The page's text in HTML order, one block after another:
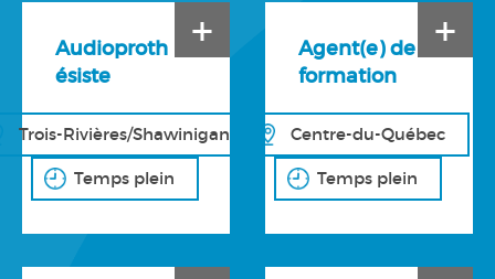
Audioproth
ésiste
Trois-Rivières/Shawinigan
Temps plein
+
Agent(e) de
formation
Centre-du-Québec
Temps plein
+